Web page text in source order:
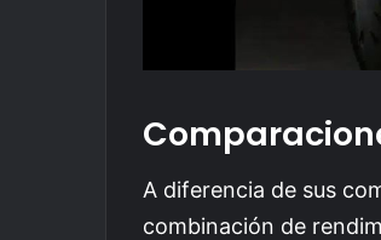
A diferencia de sus
combinación de